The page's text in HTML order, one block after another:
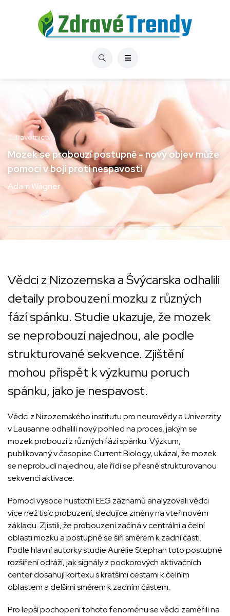
Zdravotnictví
Mozek se probouzí postupně - nový objev může
pomoci v boji proti nespavosti
Adam Wágner
Vědci z Nizozemska a Švýcarska odhalili
detaily probouzení mozku z různých
fází spánku. Studie ukazuje, že mozek
se neprobouzí najednou, ale podle
strukturované sekvence. Zjištění
mohou přispět k výzkumu poruch
spánku, jako je nespavost.
Vědci z Nizozemského institutu pro neurovědy a Univerzity
v Lausanne odhalili nový pohled na proces, jakým se
mozek probouzí z různých fází spánku. Výzkum,
publikovaný v časopise Current Biology, ukázal, že mozek
se neprobudí najednou, ale řídí se přesně strukturovanou
sekvencí aktivace.
Pomocí vysoce hustotní EEG záznamů analyzovali vědci
více než tisíc probuzení, sledujíce změny na vteřinovém
základu. Zjistili, že probouzení začíná v centrální a čelní
oblasti mozku a postupně se šíří směrem k zadní části.
Podle hlavní autorky studie Aurélie Stephan toto postupné
rozšíření odráží, jak signály z podkorových aktivačních
center dosahují kortexu s kratšími cestami k čelním
oblastem a delšími směrem k zadním částem.
Pro lepší pochopení tohoto fenoménu se vědci zaměřili na